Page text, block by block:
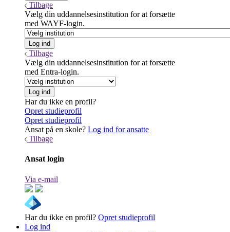
Tilbage
Vælg din uddannelsesinstitution for at forsætte
med WAYF-login.
Tilbage
Vælg din uddannelsesinstitution for at forsætte
med Entra-login.
Har du ikke en profil?
Opret studieprofil
Opret studieprofil
Ansat på en skole? Log ind for ansatte
Tilbage
Ansat login
Via e-mail
Har du ikke en profil? Opret studieprofil
Log ind